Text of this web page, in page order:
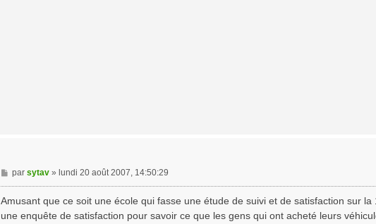
M
e
s
par sytav» lundi 20 août 2007, 14:50:29
Amusant que ce soit une école qui fasse une étude de suivi et de satisfaction sur
une enquête de satisfaction pour savoir ce que les gens qui ont acheté leurs